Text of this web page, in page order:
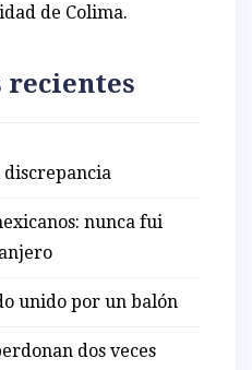
de Colima.
recientes
discrepancia
nunca fui
unido por un balón
dos veces